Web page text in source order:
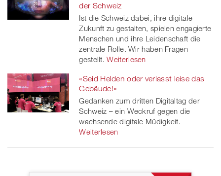
der Schweiz
Ist die Schweiz dabei, ihre digitale
Zukunft zu gestalten, spielen engagierte
Menschen und ihre Leidenschaft die
zentrale Rolle. Wir haben Fragen
gestellt. Weiterlesen
«Seid Helden oder verlasst leise das
Gebäude!»
Gedanken zum dritten Digitaltag der
Schweiz – ein Weckruf gegen die
wachsende digitale Müdigkeit.
Weiterlesen